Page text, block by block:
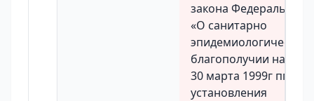
закона
«О санитарно
эпидемиологическом
благополучии
30 марта 1999г
установления